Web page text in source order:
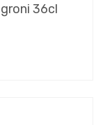
36cl